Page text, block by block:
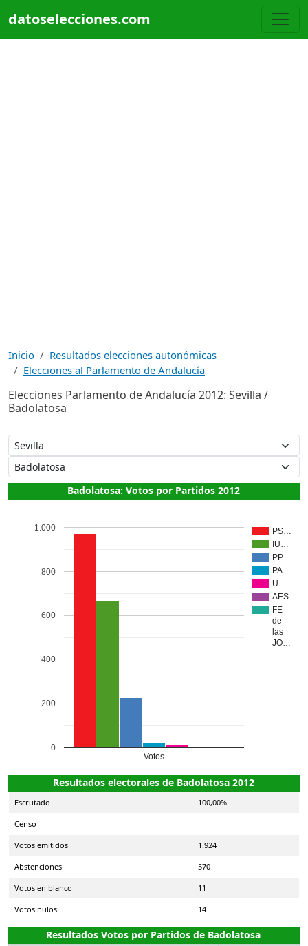
datoselecciones.com
Inicio
Resultados elecciones autonómicas
Elecciones al Parlamento de Andalucía
Elecciones Parlamento de Andalucía 2012: Sevilla /
Badolatosa
Badolatosa: Votos por Partidos 2012
PS…
IU…
PP
PA
U…
AES
FE
de
las
JO…
Votos
0
200
400
600
800
1.000
Resultados electorales de Badolatosa 2012
Escrutado 100,00%
Censo
Votos emitidos 1.924
Abstenciones 570
Votos en blanco 11
Votos nulos 14
Resultados Votos por Partidos de Badolatosa